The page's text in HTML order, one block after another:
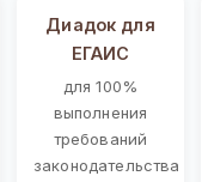
Диадок для
ЕГАИС
для 100%
выполнения
требований
законодательства